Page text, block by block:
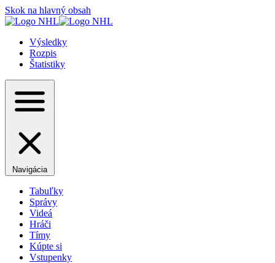
Skok na hlavný obsah
Výsledky
Rozpis
Štatistiky
Navigácia
Tabuľky
Správy
Videá
Hráči
Tímy
Kúpte si
Vstupenky